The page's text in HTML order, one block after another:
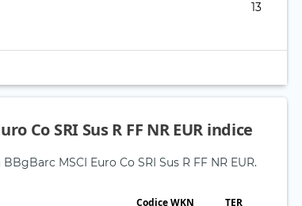
13
Co SRI Sus R FF NR EUR indice
MSCI Euro Co SRI Sus R FF NR EUR.
Codice WKN TER